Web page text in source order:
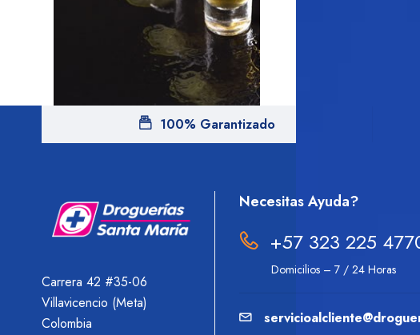
100% Garantizado
Carrera 42 #35-06
Villavicencio (Meta)
Colombia
Necesitas Ayuda?
+57 323 225
Domicilios – 7 / 24 Horas